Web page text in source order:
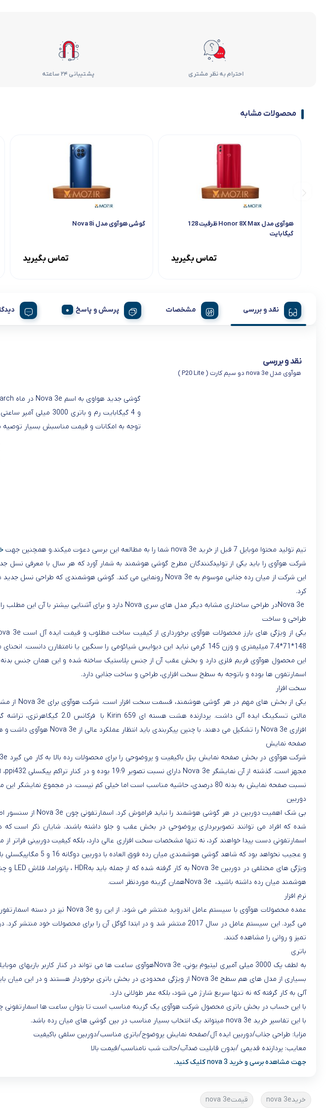
احترام به نظر مشتری پشتیبانی 24 ساعته
محصولات مشابه
هوآوی مدل Honor 8X Max ظرفیت 128
گیگابایت
تماس بگیرید
گوشی هوآوی مدل Nova 8i
تماس بگیرید
نقد و بررسی مشخصات پرسش و پاسخ
نقد و بررسی
هوآوی مدل nova 3e دو سیم کارت ( P20 Lite )
و 4 گیگابایت رم و
توجه به امکانات و قیمت مناسبش بسیار
تیم تولید محتوا موبایل 7 قبل از خرید nova 3e شما را به مطالعه این برسی دعوت میکند.و همچنین جهت
این شرکت از میان رده جذابی موسوم به Nova 3e رونمایی می کند. گوشی هوشمندی که طراحی نسل جدید
کرد.
Nova 3eدر طراحی ساختاری مشابه دیگر مدل های سری Nova دارد و برای آشنایی بیشتر با آن این مطلب
طراحی و ساخت
یکی از ویژگی های بارز محصولات هوآوی برخورداری از کیفیت ساخت مطلوب و قیمت ایده آل است 3e
148*71*7.4 میلیمتری و وزن 145 گرمی نباید این دیوایس شیائومی را سنگین یا
این محصول هوآوی فریم فلزی دارد و بخش عقب آن از جنس پلاستیک ساخته شده و این همان جنس بدنه
اسمارتفون ها بوده و باتوجه به سطح سخت افزاری، طراحی و ساخت جذابی دارد.
سخت افزار
یکی از بخش های مهم در هر گوشی هوشمند، قسمت سخت افزار است. شرکت هوآوی برای Nova 3e از
مالتی تسکینگ ایده آلی داشت. پردازنده هشت هسته ای Kirin 659 با فرکانس 2.0 گیگاهرتزی، تراشه گرافیکی
افزاری Nova 3e را تشکیل می دهند. با چنین پیکربندی باید انتظار عملکرد عالی از Nova 3e هوآوی داشت و
صفحه نمایش
شرکت هوآوی در بخش صفحه نمایش پنل باکیفیت و پروضوحی را برای محصولات رده بالا به کار می گیرد
مجهز است. گذشته از آن نمایشگر Nova 3e دارای نسبت تصویر 19:9 بوده و در کنار تراکم پیکسلی 432 ppi
نسبت صفحه نمایش به بدنه 80 درصدی، حاشیه مناسب است اما خیلی کم نیست. در مجموع نمایشگر این میان رده نقطه عطفی در آن محسوب می شود
دوربین
بی شک اهمیت دوربین در هر گوشی هوشمند را نباید فراموش کرد. اسمارتفونی چون Nova 3e
شده که افراد می توانند تصویربرداری پروضوحی در بخش عقب و جلو داشته باشند. شایان ذکر است که دوربین اصلی و سلفی هر دو با وضوح
اسمارتفونی دست پیدا خواهند کرد، نه تنها مشخصات سخت افزاری عالی دارد، بلکه کیفیت دوربینی
و عجیب نخواهد بود که شاهد گوشی هوشمندی میان رده فوق العاده با دوربین دوگانه 16 و 5 مگاپیکسلی باشیم
ویژگی های مختلفی در دوربین Nova 3e به کار گرفته شده که از جمله باید بهHDR ، پانوراما، فلاش LED و
هوشمند میان رده داشته باشید، Nova 3eهمان گزینه موردنظر است.
نرم افزار
عمده محصولات هوآوی با سیستم عامل اندروید منتشر می شود. از این رو Nova 3e
می گیرد. این سیستم عامل در سال 2017 منتشر شد و در ابتدا گوگل آن را برای محصولات خود منتشر کرد. در کنار سیستم عامل اندروید 8.0 اوریو ، رابط کاربری
تمیز و روانی را مشاهده کنند.
باتری
به لطف پک 3000 میلی آمپری لیتیوم یونی،
Nova 3eهوآوی ساعت ها می تواند در کنار کاربر بازیهای
بسیاری از مدل های هم سطح Nova 3e از ویژگی محدودی در بخش باتری برخوردار هستند و در این میان
آلی به کار گرفته که نه تنها سریع شارژ می شود، بلکه عمر طولانی دارد.
با این حساب در بخش باتری محصول شرکت هوآوی یک گزینه مناسب است تا بتوان ساعت ها اسمارتفونی
با این تفاسیر خرید nova 3e میتواند یک انتخاب بسیار مناسب در بین گوشی های میان رده باشد.
مزایا: طراحی جذاب/دوربین ایده آل/صفحه نمایش پروضوح/باتری مناسب/دوربین سلفی باکیفیت
معایب: پردازنده قدیمی /بدون قابلیت ضدآب/حالت شب نامناسب/قیمت بالا
جهت مشاهده برسی و خرید nova 3 کلیک کنید.
خریدnova 3e قیمتnova 3e